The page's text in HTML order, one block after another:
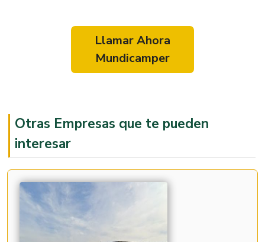
Llamar Ahora
Mundicamper
Otras Empresas que te pueden
interesar